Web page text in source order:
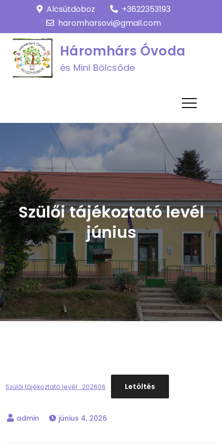
content
Alcsútdoboz
+3622353193
haromharsovi@gmail.com
Háromhárs Óvoda
és Mini Bölcsőde
Szülői tájékoztató levél
június
Szülői tájékoztató levél_202606 Letöltés
június 4, 2026